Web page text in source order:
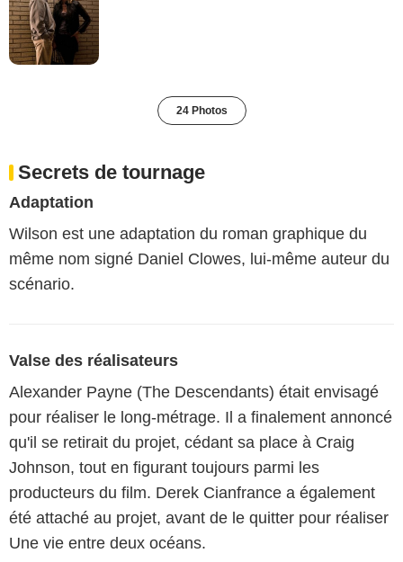
24 Photos
Secrets de tournage
Adaptation
Wilson est une adaptation du roman graphique du
même nom signé Daniel Clowes, lui-même auteur du
scénario.
Valse des réalisateurs
Alexander Payne (The Descendants) était envisagé
pour réaliser le long-métrage. Il a finalement annoncé
qu'il se retirait du projet, cédant sa place à Craig
Johnson, tout en figurant toujours parmi les
producteurs du film. Derek Cianfrance a également
été attaché au projet, avant de le quitter pour réaliser
Une vie entre deux océans.